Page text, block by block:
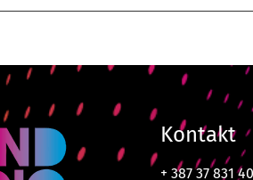
Kontakt
+ 387 37 831